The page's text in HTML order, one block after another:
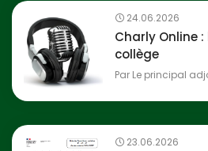
24.06.2026
Charly Online
collège
Par Le principal
23.06.2026